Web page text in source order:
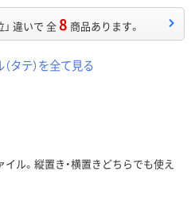
」 違いで 全8 商品あります。
タテ）を全て見る
ル。縦置き・横置きどちらでも使え